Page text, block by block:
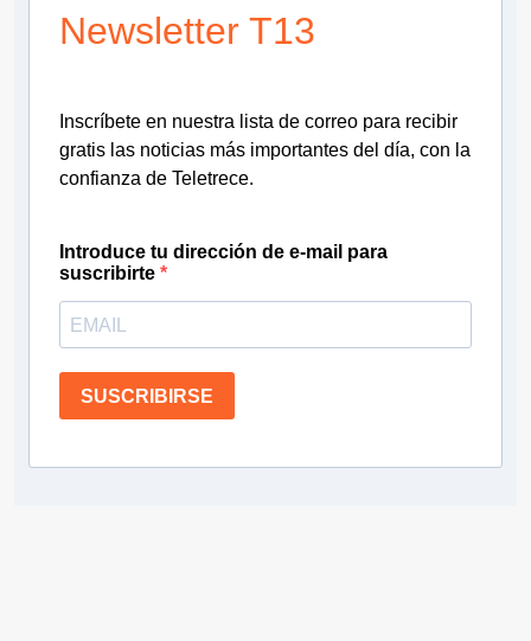
Newsletter T13
Inscríbete en nuestra lista de correo para recibir
gratis las noticias más importantes del día, con la
confianza de Teletrece.
Introduce tu dirección de e-mail para
suscribirte
SUSCRIBIRSE